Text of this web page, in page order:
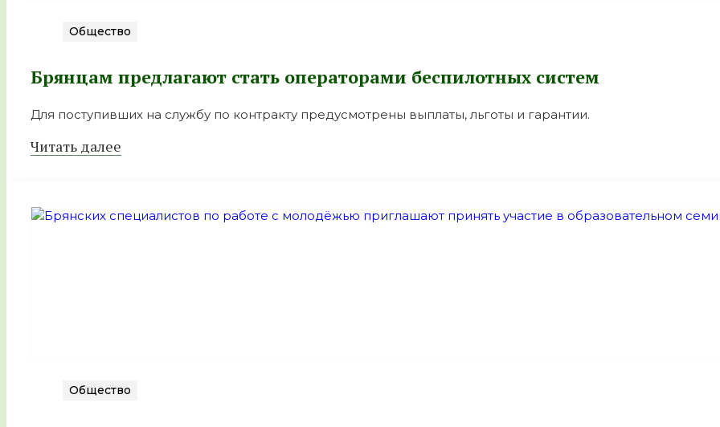
Общество
Брянцам предлагают стать оперaторами бeспилотных систeм
Для поступивших на службу по контракту предусмотрены выплаты, льготы и гарантии.
Читать далее
Общество